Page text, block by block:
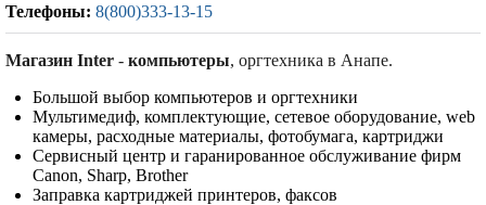
Телефоны: 8(800)333-13-15
Магазин Inter - компьютеры, оргтехника в Анапе.
Большой выбор компьютеров и оргтехники
Мультимедиф, комплектующие, сетевое оборудование, web
камеры, расходные материалы, фотобумага, картриджи
Сервисный центр и гаранированное обслуживание фирм
Canon, Sharp, Brother
Заправка картриджей принтеров, факсов